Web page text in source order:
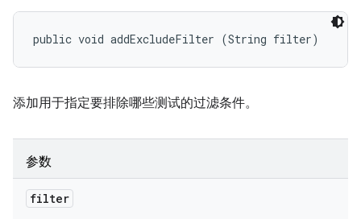
public void addExcludeFilter (String filter)
添加用于指定要排除哪些测试的过滤条件。
参数
filter